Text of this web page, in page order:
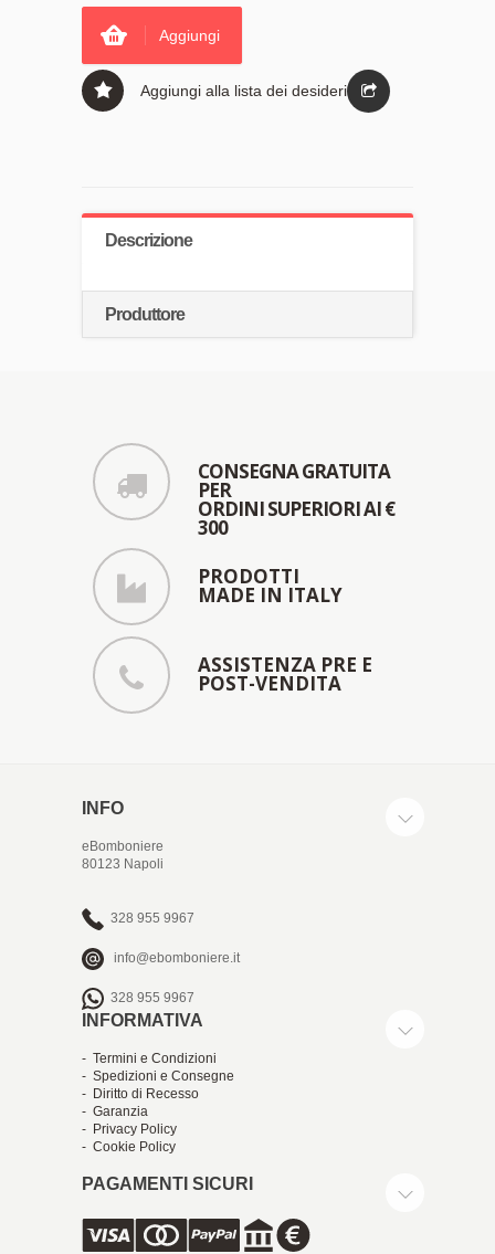
Aggiungi
Aggiungi alla lista dei desideri
Descrizione
Produttore
CONSEGNA GRATUITA
PER
ORDINI SUPERIORI AI €
300
PRODOTTI
MADE IN ITALY
ASSISTENZA PRE E
POST-VENDITA
INFO
eBomboniere
80123 Napoli
328 955 9967
info@ebomboniere.it
328 955 9967
INFORMATIVA
- Termini e Condizioni
- Spedizioni e Consegne
- Diritto di Recesso
- Garanzia
- Privacy Policy
- Cookie Policy
PAGAMENTI SICURI